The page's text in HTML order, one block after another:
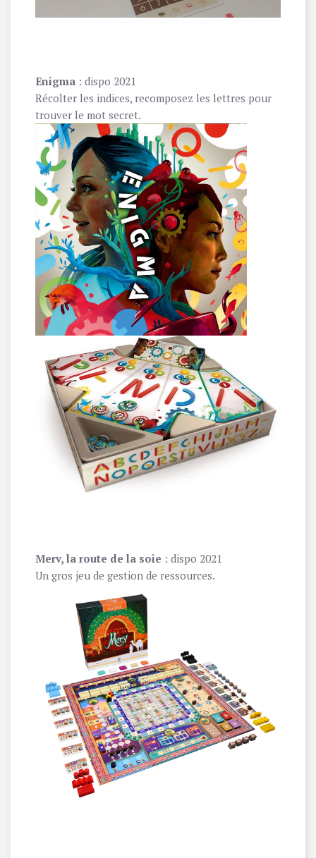
Enigma : dispo 2021
Récolter les indices, recomposez les lettres pour
trouver le mot secret.
Merv, la route de la soie : dispo 2021
Un gros jeu de gestion de ressources.